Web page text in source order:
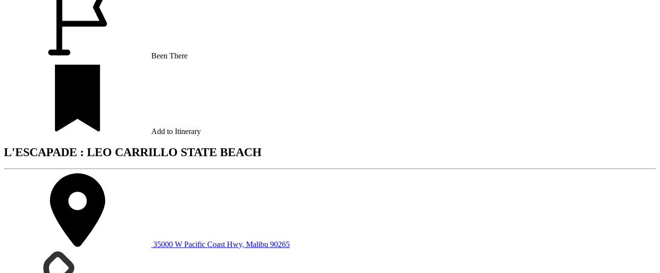
Been There
Add to Itinerary
L'ESCAPADE : LEO CARRILLO STATE BEACH
35000 W Pacific Coast Hwy, Malibu 90265